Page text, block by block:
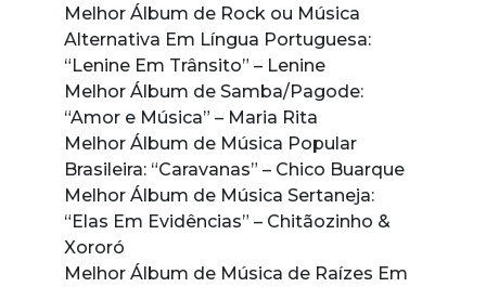
Melhor Álbum de Rock ou Música
Alternativa Em Língua Portuguesa:
“Lenine Em Trânsito” – Lenine
Melhor Álbum de Samba/Pagode:
“Amor e Música” – Maria Rita
Melhor Álbum de Música Popular
Brasileira: “Caravanas” – Chico Buarque
Melhor Álbum de Música Sertaneja:
“Elas Em Evidências” – Chitãozinho &
Xororó
Melhor Álbum de Música de Raízes Em